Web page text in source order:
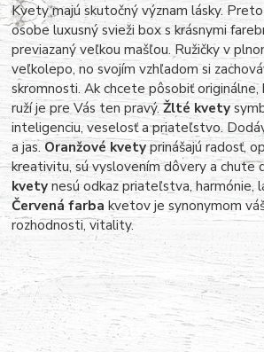
Kvety majú skutočný význam lásky.
osobe luxusný svieži box s krásnymi
previazaný veľkou mašľou. Ružičky v
veľkolepo, no svojím vzhľadom si
skromnosti. Ak chcete pôsobiť
ruží je pre Vás ten pravý.Žlté kvety
inteligenciu, veselosť a priateľstvo.
a jas.Oranžové kvetyprinášajú radosť,
kreativitu, sú vyslovením dôvery a chute
kvetynesú odkaz priateľstva, harmónie,
Červená farba kvetov je synonymom
rozhodnosti, vitality.